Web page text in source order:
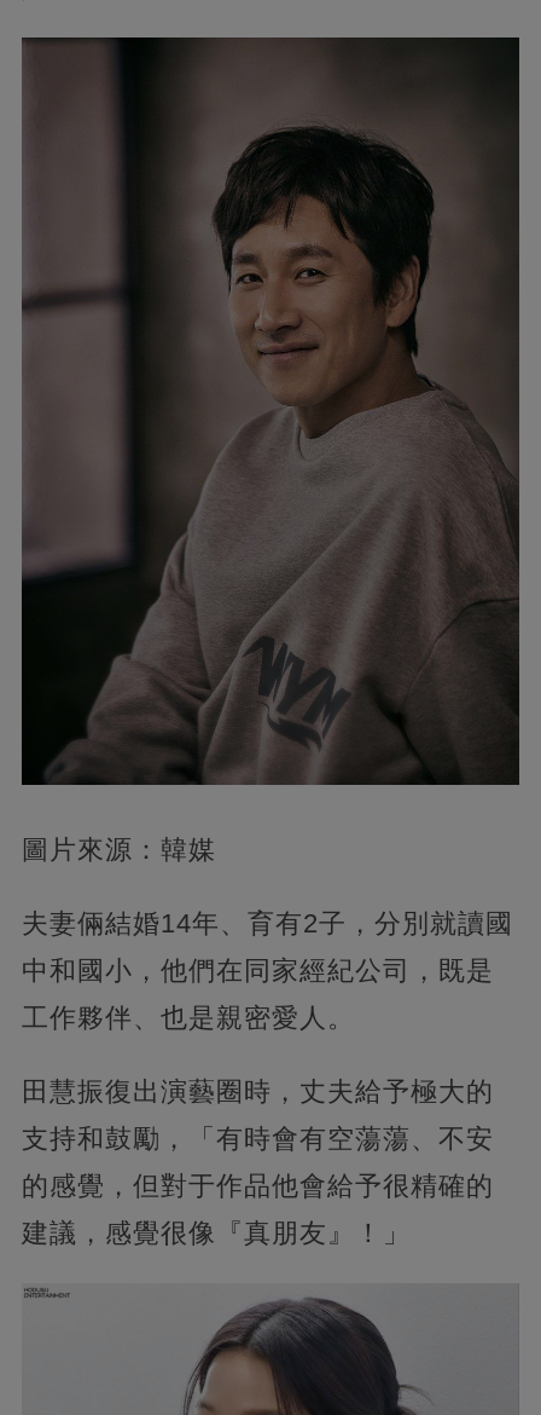
圖片來源：韓媒
夫妻倆結婚14年、育有2子，分別就讀國
中和國小，他們在同家經紀公司，既是
工作夥伴、也是親密愛人。
田慧振復出演藝圈時，丈夫給予極大的
支持和鼓勵，「有時會有空蕩蕩、不安
的感覺，但對于作品他會給予很精確的
建議，感覺很像『真朋友』！」